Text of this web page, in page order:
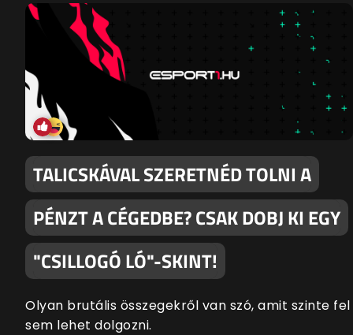
TALICSKÁVAL SZERETNÉD TOLNI A
PÉNZT A CÉGEDBE? CSAK DOBJ KI EGY
"CSILLOGÓ LÓ"-SKINT!
Olyan brutális összegekről van szó, amit szinte fel
sem lehet dolgozni.